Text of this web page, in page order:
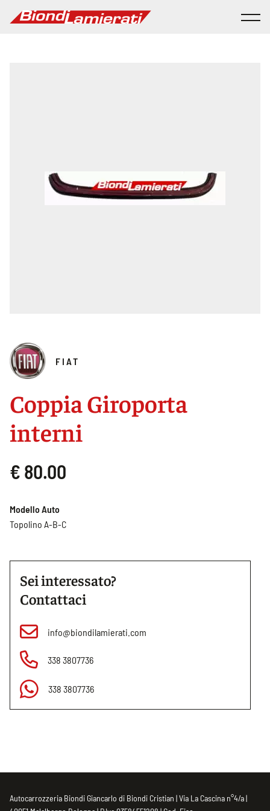
FIAT
Coppia Giroporta
interni
€ 80.00
Modello Auto
Topolino A-B-C
Sei interessato?
Contattaci
info@biondilamierati.com
338 3807736
338 3807736
Autocarrozzeria Biondi Giancarlo di Biondi Cristian | Via La Cascina n°4/a |